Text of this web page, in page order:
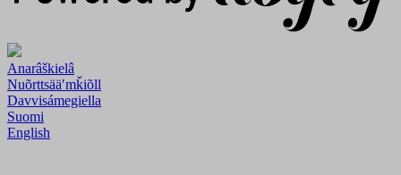
Anarâškielâ
Nuõrttsääʹmǩiõll
Davvisámegiella
Suomi
English